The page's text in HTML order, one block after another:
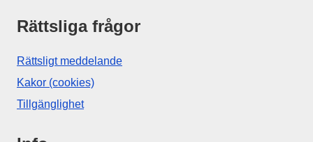
Rättsliga frågor
Rättsligt meddelande
Kakor (cookies)
Tillgänglighet